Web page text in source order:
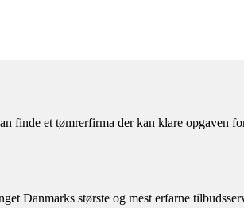
finde et tømrerfirma der kan klare opgaven
Danmarks største og mest erfarne